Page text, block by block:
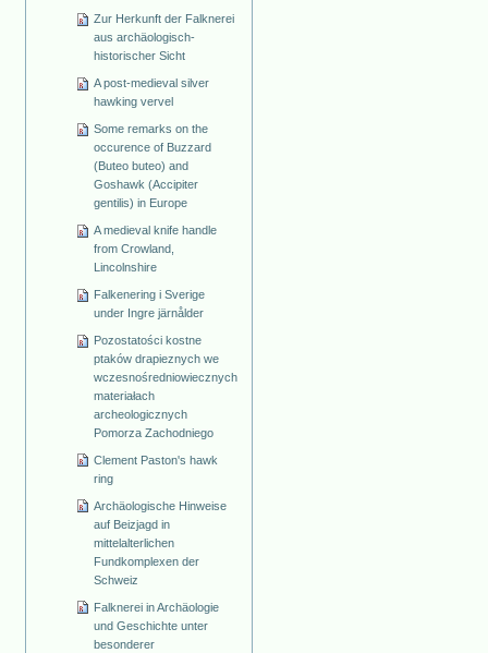
Zur Herkunft der Falknerei
aus archäologisch-
historischer Sicht
A post-medieval silver
hawking vervel
Some remarks on the
occurence of Buzzard
(Buteo buteo) and
Goshawk (Accipiter
gentilis) in Europe
A medieval knife handle
from Crowland,
Lincolnshire
Falkenering i Sverige
under Ingre järnålder
Pozostatości kostne
ptaków drapieznych we
wczesnośredniowiecznych
materiałach
archeologicznych
Pomorza Zachodniego
Clement Paston's hawk
ring
Archäologische Hinweise
auf Beizjagd in
mittelalterlichen
Fundkomplexen der
Schweiz
Falknerei in Archäologie
und Geschichte unter
besonderer